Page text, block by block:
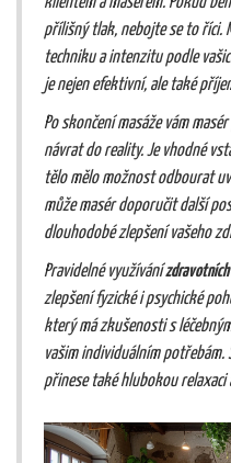
přílišný tlak, nebojte se to říci.
techniku a intenzitu podle
je nejen efektivní, ale také
Po skončení masáže vám
návrat do reality. Je vhodné
tělo mělo možnost odbourat
může masér doporučit další
dlouhodobé zlepšení vašeho
Pravidelné využívání
zlepšení fyzické i psychické
který má zkušenosti s
vašim individuálním potřebám.
přinese také hlubokou